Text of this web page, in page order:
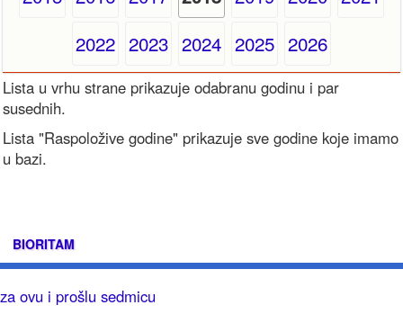
2022 2023 2024 2025 2026
Lista u vrhu strane prikazuje odabranu godinu i par
susednih.
Lista "Raspoložive godine" prikazuje sve godine koje imamo
u bazi.
BIORITAM
za ovu i prošlu sedmicu